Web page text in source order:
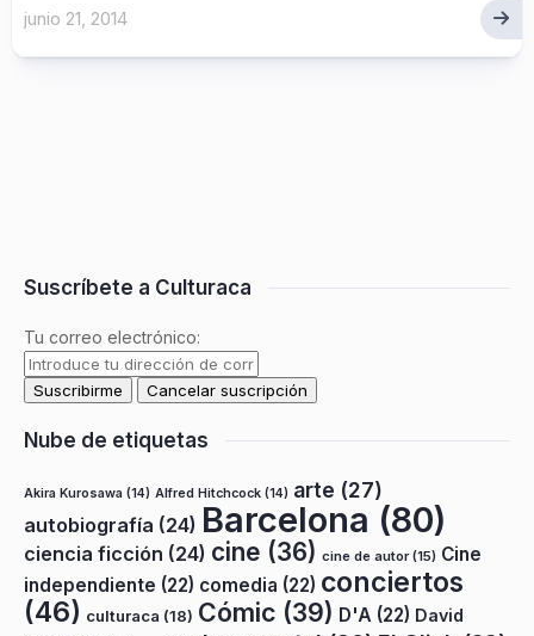
junio 21, 2014
Suscríbete a Culturaca
Tu correo electrónico:
Nube de etiquetas
Akira Kurosawa (14) Alfred Hitchcock (14) arte (27)
autobiografía (24) Barcelona (80)
ciencia ficción (24) cine (36) cine de autor(15) Cine
independiente (22) comedia (22) conciertos
(46) culturaca (18) Cómic (39) D'A (22) David